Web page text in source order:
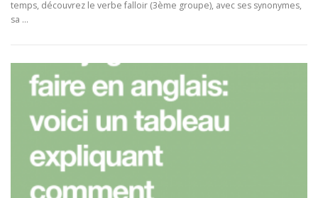
temps, découvrez le verbe falloir (3ème groupe), avec ses synonymes,
sa …